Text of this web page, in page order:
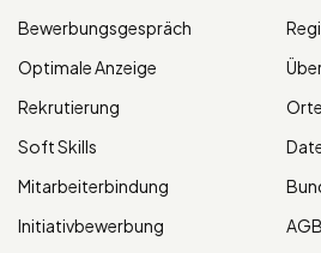
Bewerbungsgespräch
Optimale Anzeige
Rekrutierung
Soft Skills
Mitarbeiterbindung
Initiativbewerbung
Orte
AGB